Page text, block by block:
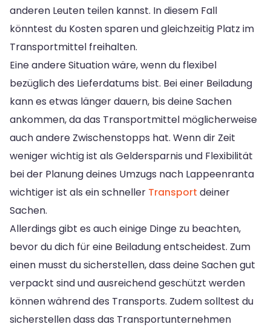
anderen Leuten teilen kannst. In diesem Fall
könntest du Kosten sparen und gleichzeitig Platz im
Transportmittel freihalten.
Eine andere Situation wäre, wenn du flexibel
bezüglich des Lieferdatums bist. Bei einer Beiladung
kann es etwas länger dauern, bis deine Sachen
ankommen, da das Transportmittel möglicherweise
auch andere Zwischenstopps hat. Wenn dir Zeit
weniger wichtig ist als Geldersparnis und Flexibilität
bei der Planung deines Umzugs nach Lappeenranta
wichtiger ist als ein schneller Transport deiner
Sachen.
Allerdings gibt es auch einige Dinge zu beachten,
bevor du dich für eine Beiladung entscheidest. Zum
einen musst du sicherstellen, dass deine Sachen gut
verpackt sind und ausreichend geschützt werden
können während des Transports. Zudem solltest du
sicherstellen dass das Transportunternehmen